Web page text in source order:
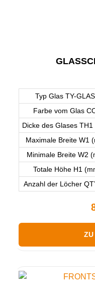
Typ Glas TY-
Farbe vom Glas
Dicke des Glases TH1
Maximale Breite W1
Minimale Breite W2
Totale Höhe H1
Anzahl der Löcher
ZU